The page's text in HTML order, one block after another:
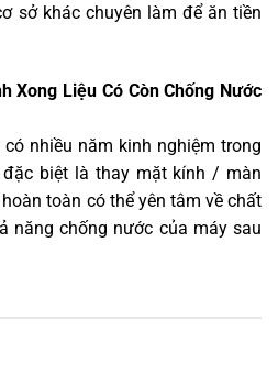
sở khác chuyên làm để ăn tiền
Xong Liệu Có Còn Chống Nước
nhiều năm kinh nghiệm trong
biệt là thay mặt kính / màn
toàn có thể yên tâm về chất
năng chống nước của máy sau